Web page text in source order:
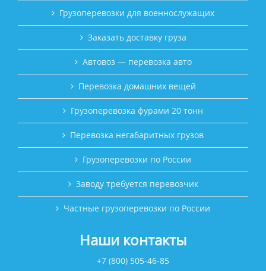
Грузоперевозки для военнослужащих
Заказать доставку груза
Автовоз — перевозка авто
Перевозка домашних вещей
Грузоперевозка фурами 20 тонн
Перевозка негабаритных грузов
Грузоперевозки по России
Заводу требуется перевозчик
Частные грузоперевозки по России
Наши контакты
+7 (800) 505-46-85